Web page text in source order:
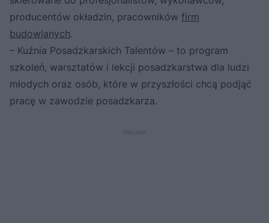
producentów okładzin, pracowników firm
budowlanych.
– Kuźnia Posadzkarskich Talentów – to program
szkoleń, warsztatów i lekcji posadzkarstwa dla ludzi
młodych oraz osób, które w przyszłości chcą podjąć
pracę w zawodzie posadzkarza.